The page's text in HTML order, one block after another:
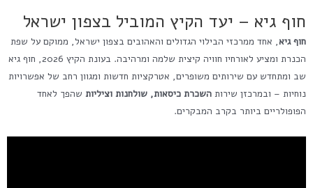
חוף גיא – יעד הקיץ המוביל בצפון ישראל
חוף גיא, אחד ממרכזי הבילוי הגדולים והאהובים בצפון ישראל, ממוקם על שפת
הכנרת ומציע לאורחיו חוויה קיצית שלמה ומרהיבה. בעונת הקיץ 2026, חוף גיא
שב ומתחדש עם שירותים משופרים, אטרקציות חדשות ומגוון רחב של אפשרויות
נוחיות – ובמרכזן שירות השכרת כיסאות, שולחנות וציליות שהפך לאחד
הפופולריים ביותר בקרב המבקרים.